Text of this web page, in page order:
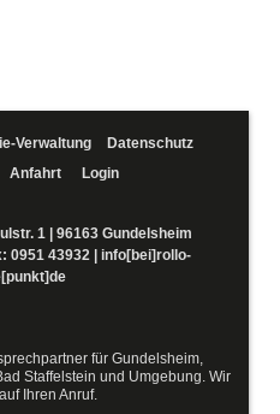
Verwaltung
Datenschutz
Anfahrt Login
1 | 96163 Gundelsheim
0951 43932 | info[bei]rollo-
für Gundelsheim,
Staffelstein und Umgebung. Wir
Ihren Anruf.